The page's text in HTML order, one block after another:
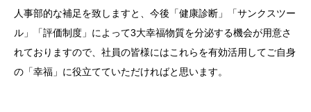
人事部的な補足を致しますと、今後「健康診断」「サンクスツー
ル」「評価制度」によって3大幸福物質を分泌する機会が用意さ
れておりますので、社員の皆様にはこれらを有効活用してご自身
の「幸福」に役立てていただければと思います。